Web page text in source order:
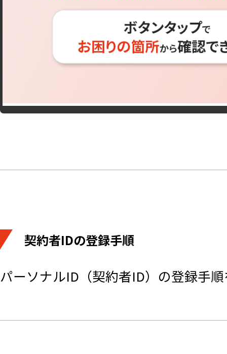
契約者IDの登録手順
パーソナルID（契約者ID）の登録手